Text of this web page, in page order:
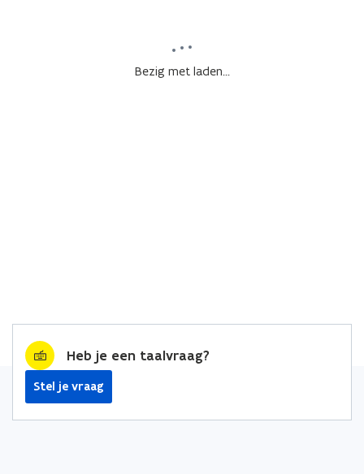
Bezig met laden...
Heb je een taalvraag?
Stel je vraag